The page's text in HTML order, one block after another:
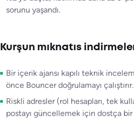
sorunu yaşandı.
Kurşun mıknatıs
Bir içerik ajansı kapılı teknik
önce Bouncer doğrulamayı çalıştırır.
Riskli adresler (rol hesapları, tek
postayı güncellemek için dostça bir